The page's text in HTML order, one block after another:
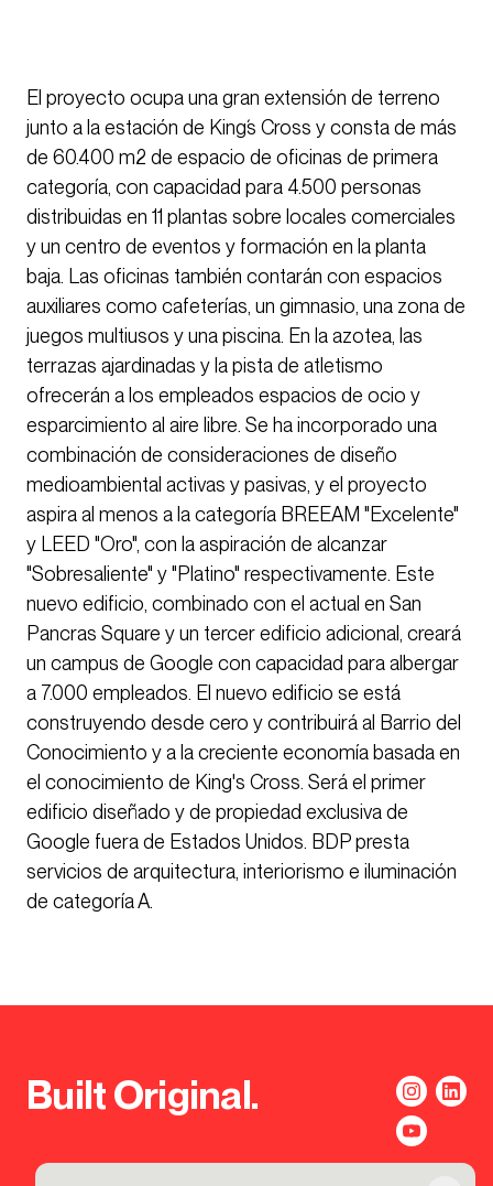
El proyecto ocupa una gran extensión de terreno
junto a la estación de King´s Cross y consta de más
de 60.400 m2 de espacio de oficinas de primera
categoría, con capacidad para 4.500 personas
distribuidas en 11 plantas sobre locales comerciales
y un centro de eventos y formación en la planta
baja. Las oficinas también contarán con espacios
auxiliares como cafeterías, un gimnasio, una zona de
juegos multiusos y una piscina. En la azotea, las
terrazas ajardinadas y la pista de atletismo
ofrecerán a los empleados espacios de ocio y
esparcimiento al aire libre. Se ha incorporado una
combinación de consideraciones de diseño
medioambiental activas y pasivas, y el proyecto
aspira al menos a la categoría BREEAM "Excelente"
y LEED "Oro", con la aspiración de alcanzar
"Sobresaliente" y "Platino" respectivamente. Este
nuevo edificio, combinado con el actual en San
Pancras Square y un tercer edificio adicional, creará
un campus de Google con capacidad para albergar
a 7.000 empleados. El nuevo edificio se está
construyendo desde cero y contribuirá al Barrio del
Conocimiento y a la creciente economía basada en
el conocimiento de King's Cross. Será el primer
edificio diseñado y de propiedad exclusiva de
Google fuera de Estados Unidos. BDP presta
servicios de arquitectura, interiorismo e iluminación
de categoría A.
Built Original.